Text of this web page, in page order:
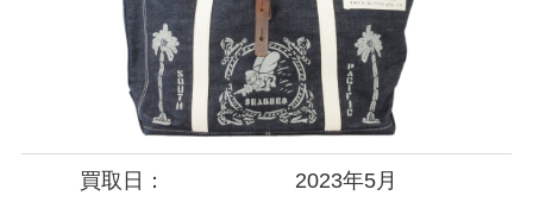
買取日： 2023年5月